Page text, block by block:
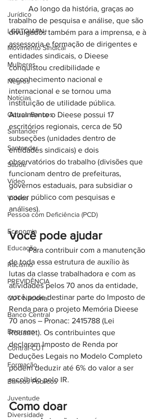
Jurídico
LGBTQIAPN+
Movimento Sindical
Mulheres
Negros
Notícias
Outros Bancos
Santander
Santander
Saúde
Vídeo
Vídeos
Pessoa com Deficiência (PCD)
Economia
Educação
Racismo
PREVIDÊNCIA
CUT Nacional
Banco Central
Emprego
Contraf-CUT
Formação
Bancos Públicos
Juventude
Diversidade
trabalho de pesquisa e análise, que são
divulgados também para a imprensa, e à
assessoria e formação de dirigentes e
entidades sindicais, o Dieese
conquistou credibilidade e
reconhecimento nacional e
internacional e se tornou uma
instituição de utilidade pública.
Atualmente o Dieese possui 17
escritórios regionais, cerca de 50
subseções (unidades dentro de
entidades sindicais) e dois
observatórios do trabalho (divisões que
funcionam dentro de prefeituras,
governos estaduais, para subsidiar o
poder público com pesquisas e
análises).
Você pode ajudar
	Para contribuir com a manutenção
de toda essa estrutura de auxílio às
lutas da classe trabalhadora e com as
atividades pelos 70 anos da entidade,
você pode destinar parte do Imposto de
Renda para o projeto Memória Dieese
70 anos – Pronac: 2415788 (Lei
Rouanet). Os contribuintes que
declaram Imposto de Renda por
Deduções Legais no Modelo Completo
podem deduzir até 6% do valor a ser
recolhido pelo IR.
Como doar